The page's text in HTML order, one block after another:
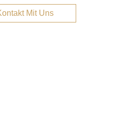
Mit Uns